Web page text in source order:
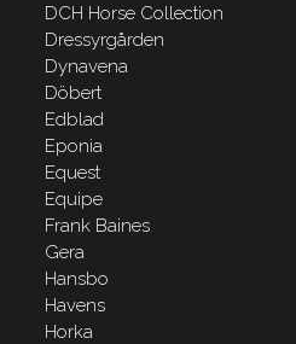
DCH Horse Collection
Dressyrgården
Dynavena
Döbert
Edblad
Eponia
Equest
Equipe
Frank Baines
Gera
Hansbo
Havens
Horka